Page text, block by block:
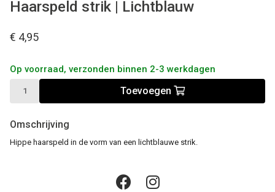
Haarspeld strik | Lichtblauw
€ 4,95
Op voorraad, verzonden binnen 2-3 werkdagen
Toevoegen
Omschrijving
Hippe haarspeld in de vorm van een lichtblauwe strik.